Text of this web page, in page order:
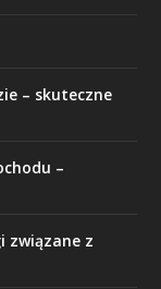
– skuteczne
–
związane z